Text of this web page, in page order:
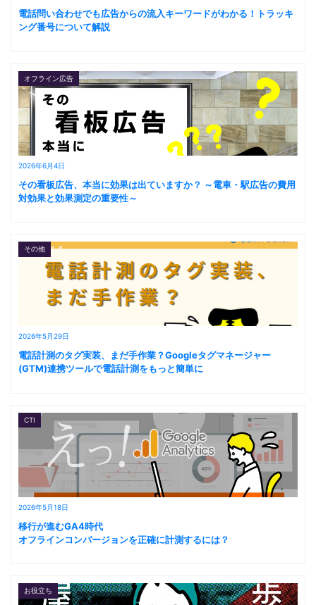
電話問い合わせでも広告からの流入キーワードがわかる！トラッキ
ング番号について解説
2026年6月4日
オフライン広告
その看板広告、本当に効果は出ていますか？ ～電車・駅広告の費用
対効果と効果測定の重要性～
2026年5月29日
その他
電話計測のタグ実装、まだ手作業？Googleタグマネージャー
(GTM)連携ツールで電話計測をもっと簡単に
2026年5月18日
CTI
移行が進むGA4時代
オフラインコンバージョンを正確に計測するには？
お役立ち